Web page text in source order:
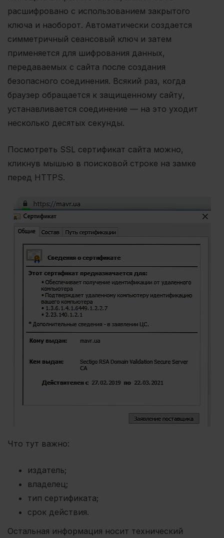
расшифровано с использованием закрытого
ключа и наоборот. Автоматически создается
симметричный сеансовый ключ и затем
применяется для шифрования данных,
передаваемых с сайта после создания
безопасного соединения. Всякий раз, когда
браузер обращается к защищенному сайту,
устанавливается соединение — на это уходит
несколько десятых секунды.
Посмотреть SSL сертификат сайта можно,
кликнув мышью в поисковой строке на замке
перед HTTPS.
Что тут важно:
издатель;
владелец;
тип сертификата;
срок действия.
Остальная информация носит технический